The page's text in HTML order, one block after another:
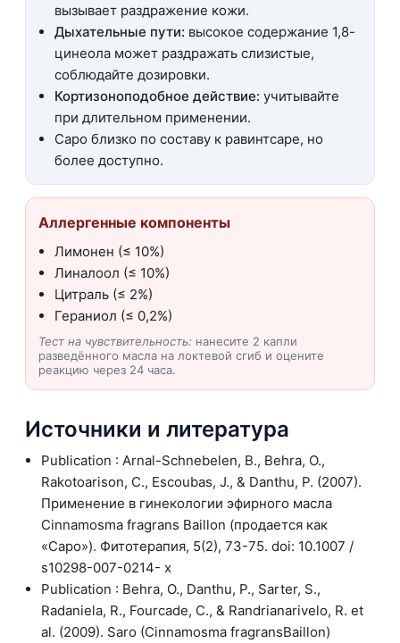
вызывает раздражение кожи.
Дыхательные пути: высокое содержание 1,8-
цинеола может раздражать слизистые,
соблюдайте дозировки.
Кортизоноподобное действие: учитывайте
при длительном применении.
Саро близко по составу к равинтсаре, но
более доступно.
Аллергенные компоненты
Лимонен (≤ 10%)
Линалоол (≤ 10%)
Цитраль (≤ 2%)
Гераниол (≤ 0,2%)
Тест на чувствительность: нанесите 2 капли
разведённого масла на локтевой сгиб и оцените
реакцию через 24 часа.
Источники и литература
Publication : Arnal-Schnebelen, B., Behra, O.,
Rakotoarison, C., Escoubas, J., & Danthu, P. (2007).
Применение в гинекологии эфирного масла
Cinnamosma fragrans Baillon (продается как
«Саро»). Фитотерапия, 5(2), 73-75. doi: 10.1007 /
s10298-007-0214- x
Publication : Behra, O., Danthu, P., Sarter, S.,
Radaniela, R., Fourcade, C., & Randrianarivelo, R. et
al. (2009). Saro (Cinnamosma fragransBaillon)